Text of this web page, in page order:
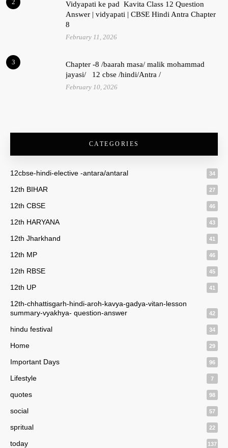
2
Vidyapati ke pad Kavita Class 12 Question
Answer | vidyapati | CBSE Hindi Antra Chapter
8
February 11, 2026
3
Chapter -8 /baarah masa/ malik mohammad
jayasi/ 12 cbse /hindi/Antra /
February 10, 2026
CATEGORIES
12cbse-hindi-elective -antara/antaral 34
12th BIHAR 27
12th CBSE 46
12th HARYANA 43
12th Jharkhand 41
12th MP 46
12th RBSE 45
12th UP 41
12th-chhattisgarh-hindi-aroh-kavya-gadya-vitan-lesson
summary-vyakhya- question-answer
42
hindu festival 34
Home 29
Important Days 96
Lifestyle 7
quotes 98
social 57
spritual 22
today 137